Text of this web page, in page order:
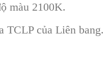
màu 2100K.
TCLP của Liên bang.